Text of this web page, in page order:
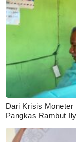
Dari Krisis Moneter
Pangkas Rambut